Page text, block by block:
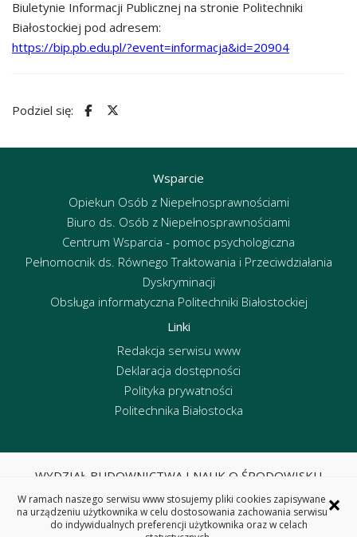
Biuletynie Informacji Publicznej na stronie Politechniki
Białostockiej pod adresem:
https://bip.pb.edu.pl/?event=informacja&id=20904
Podziel się:
Wsparcie
Opiekun Osób z Niepełnosprawnościami
Biuro ds. Osób z Niepełnosprawnościami
Centrum Wsparcia - pomoc psychologiczna
Pełnomocnik ds. Równego Traktowania i Przeciwdziałania
Dyskryminacji
Obsługa informatyczna Politechniki Białostockiej
Linki
Redakcja serwisu www
Deklaracja dostępności
Polityka prywatności
Politechnika Białostocka
WYDZIAŁ BUDOWNICTWA I NAUK O ŚRODOWISKU
ul. Wiejska 45E, 15-351 Białystok
tel. centrala 85 746 95 60, fax 85 746 95 59
×
W ramach naszego serwisu www stosujemy pliki cookies zapisywane
na urządzeniu użytkownika w celu dostosowania zachowania serwisu
do indywidualnych preferencji użytkownika oraz w celach